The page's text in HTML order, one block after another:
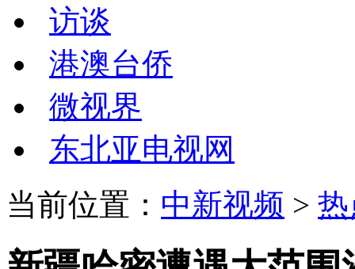
访谈
港澳台侨
微视界
东北亚电视网
当前位置： 中新视频 >